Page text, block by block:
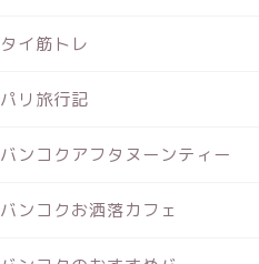
タイ筋トレ
パリ旅行記
バンコクアフタヌーンティー
バンコクお洒落カフェ